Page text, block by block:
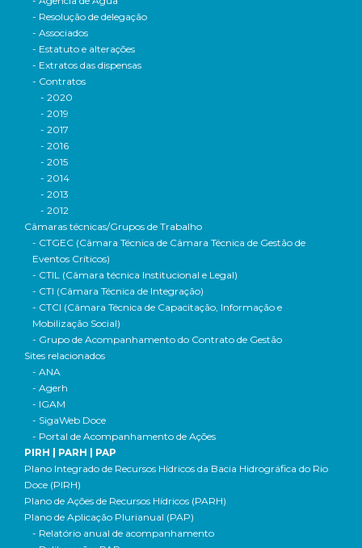
- Resolução de delegação
- Associados
- Estatuto e alterações
- Extratos das dispensas
- Contratos
- 2020
- 2019
- 2017
- 2016
- 2015
- 2014
- 2013
- 2012
Câmaras técnicas/Grupos de Trabalho
- CTGEC (Câmara Técnica de Câmara Técnica de Gestão de
Eventos Críticos)
- CTIL (Câmara técnica Institucional e Legal)
- CTI (Câmara Técnica de Integração)
- CTCI (Câmara Técnica de Capacitação, Informação e
Mobilização Social)
- Grupo de Acompanhamento do Contrato de Gestão
Sites relacionados
- ANA
- Agerh
- IGAM
- SigaWeb Doce
- Portal de Acompanhamento de Ações
PIRH | PARH | PAP
Plano Integrado de Recursos Hídricos da Bacia Hidrográfica do Rio
Doce (PIRH)
Plano de Ações de Recursos Hídricos (PARH)
Plano de Aplicação Plurianual (PAP)
- Relatório anual de acompanhamento